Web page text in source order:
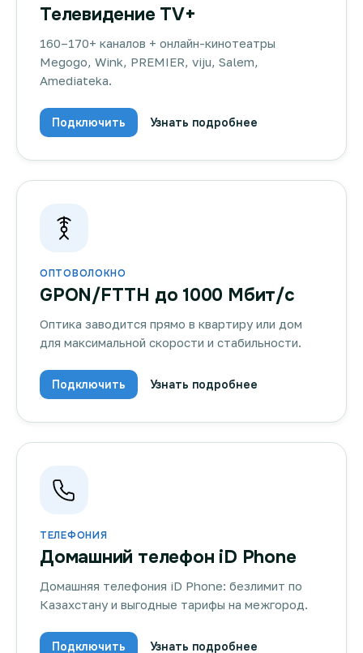
Телевидение TV+
160–170+ каналов + онлайн-кинотеатры
Megogo, Wink, PREMIER, viju, Salem,
Amediateka.
Подключить Узнать подробнее
ОПТОВОЛОКНО
GPON/FTTH до 1000 Мбит/с
Оптика заводится прямо в квартиру или дом
для максимальной скорости и стабильности.
Подключить Узнать подробнее
ТЕЛЕФОНИЯ
Домашний телефон iD Phone
Домашняя телефония iD Phone: безлимит по
Казахстану и выгодные тарифы на межгород.
Подключить Узнать подробнее